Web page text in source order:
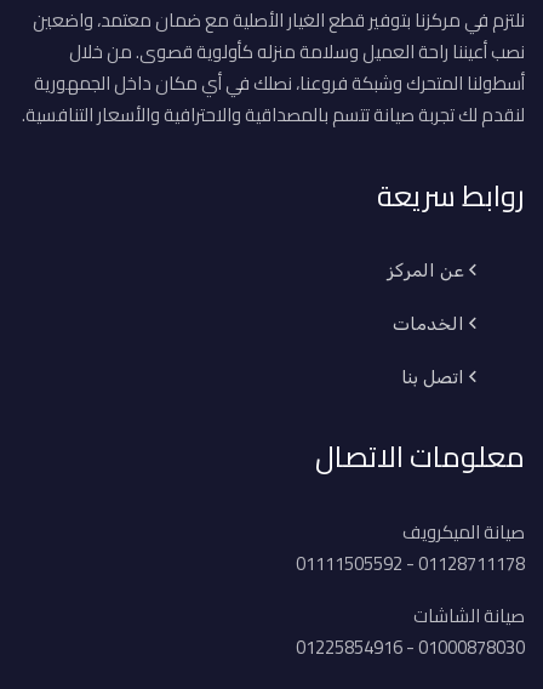
نلتزم في مركزنا بتوفير قطع الغيار الأصلية مع ضمان معتمد، واضعين
نصب أعيننا راحة العميل وسلامة منزله كأولوية قصوى. من خلال
أسطولنا المتحرك وشبكة فروعنا، نصلك في أي مكان داخل الجمهورية
لنقدم لك تجربة صيانة تتسم بالمصداقية والاحترافية والأسعار التنافسية.
روابط سريعة
عن المركز
الخدمات
اتصل بنا
معلومات الاتصال
صيانة الميكرويف
01128711178 - 01111505592
صيانة الشاشات
01000878030 - 01225854916